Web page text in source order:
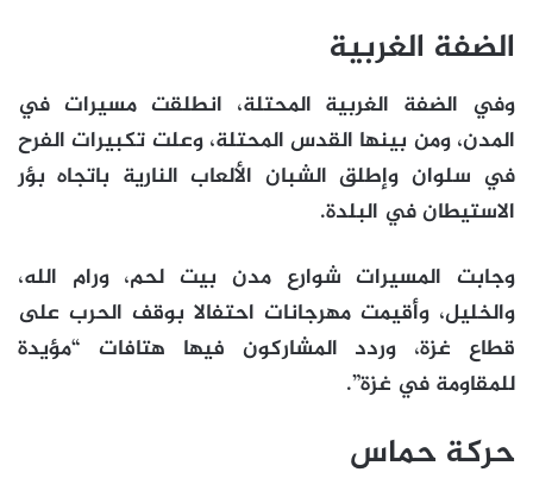
الضفة الغربية
وفي الضفة الغربية المحتلة، انطلقت مسيرات في
المدن، ومن بينها القدس المحتلة، وعلت تكبيرات الفرح
في سلوان وإطلق الشبان الألعاب النارية باتجاه بؤر
الاستيطان في البلدة.
وجابت المسيرات شوارع مدن بيت لحم، ورام الله،
والخليل، وأقيمت مهرجانات احتفالا بوقف الحرب على
قطاع غزة، وردد المشاركون فيها هتافات “مؤيدة
للمقاومة في غزة”.
حركة حماس